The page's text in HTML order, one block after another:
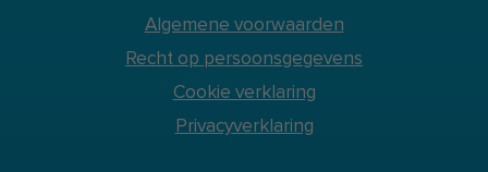
Algemene voorwaarden
Recht op persoonsgegevens
Cookie verklaring
Privacyverklaring